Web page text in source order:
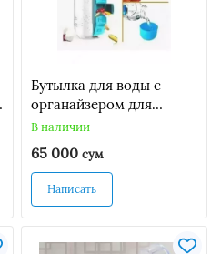
Бутылка для воды с
органайзером для
медикаментов
(таблетница)
В наличии
65 000 сум
Написать